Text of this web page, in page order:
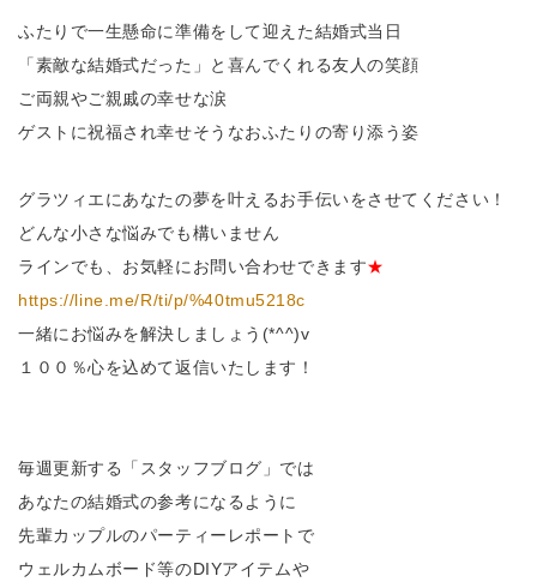
ふたりで一生懸命に準備をして迎えた結婚式当日
「素敵な結婚式だった」と喜んでくれる友人の笑顔
ご両親やご親戚の幸せな涙
ゲストに祝福され幸せそうなおふたりの寄り添う姿
グラツィエにあなたの夢を叶えるお手伝いをさせてください！
どんな小さな悩みでも構いません
ラインでも、お気軽にお問い合わせできます★
https://line.me/R/ti/p/%40tmu5218c
一緒にお悩みを解決しましょう(*^^)v
１００％心を込めて返信いたします！
毎週更新する「スタッフブログ」では
あなたの結婚式の参考になるように
先輩カップルのパーティーレポートで
ウェルカムボード等のDIYアイテムや